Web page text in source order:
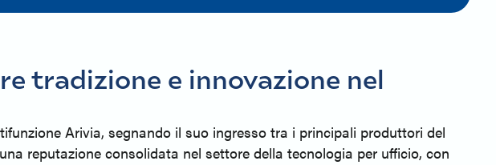
tradizione e innovazione nel
Arivia, segnando il suo ingresso tra i principali produttori del
reputazione consolidata nel settore della tecnologia per ufficio, con